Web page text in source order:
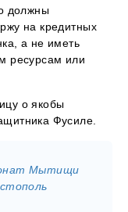
должны
на кредитных
а не иметь
ресурсам или
о якобы
Фусиле.
Мытищи